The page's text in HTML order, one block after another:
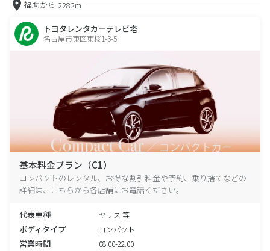
福助から 2282m
トヨタレンタカーテレビ塔
名古屋市東区東桜1-3-5
基本料金プラン（C1）
コンパクトのレンタル、お得な割引料金や予約、乗り捨てなどの
詳細は、こちらから各店舗にお電話ください。
代表車種 ヤリス 等
ボディタイプ コンパクト
営業時間 08:00-22:00